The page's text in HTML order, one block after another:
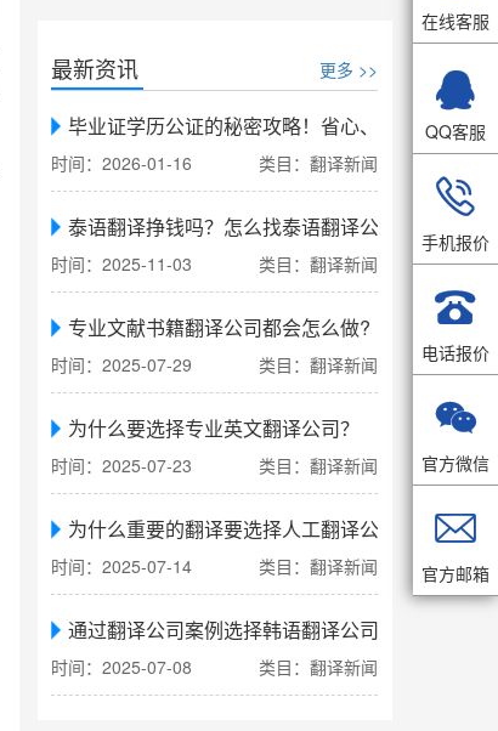
最新资讯 更多 >>
毕业证学历公证的秘密攻略！省心、省力、省时
时间：2026-01-16 类目：翻译新闻
泰语翻译挣钱吗？怎么找泰语翻译公司翻译
时间：2025-11-03 类目：翻译新闻
专业文献书籍翻译公司都会怎么做?
时间：2025-07-29 类目：翻译新闻
为什么要选择专业英文翻译公司？
时间：2025-07-23 类目：翻译新闻
为什么重要的翻译要选择人工翻译公司
时间：2025-07-14 类目：翻译新闻
通过翻译公司案例选择韩语翻译公司
时间：2025-07-08 类目：翻译新闻
在线客服

QQ客服

手机报价

电话报价

官方微信

官方邮箱